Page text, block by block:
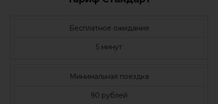
Бесплатное ожидание
5 минут
Минимальная поездка
90 рублей